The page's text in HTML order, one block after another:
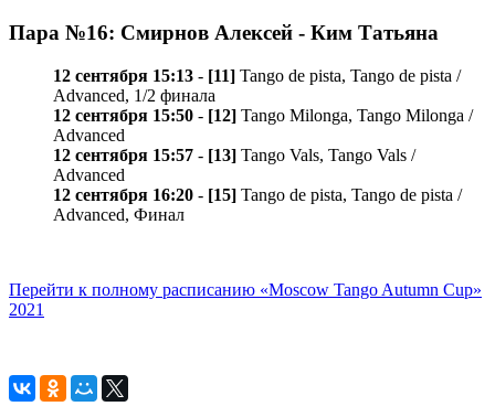
Пара №16: Смирнов Алексей - Ким Татьяна
12 сентября 15:13 - [11] Tango de pista, Tango de pista /
Advanced, 1/2 финала
12 сентября 15:50 - [12] Tango Milonga, Tango Milonga /
Advanced
12 сентября 15:57 - [13] Tango Vals, Tango Vals /
Advanced
12 сентября 16:20 - [15] Tango de pista, Tango de pista /
Advanced, Финал
Перейти к полному расписанию «Moscow Tango Autumn Cup»
2021